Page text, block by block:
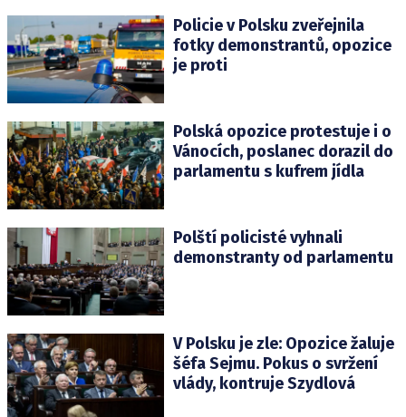
Policie v Polsku zveřejnila
fotky demonstrantů, opozice
je proti
Polská opozice protestuje i o
Vánocích, poslanec dorazil do
parlamentu s kufrem jídla
Polští policisté vyhnali
demonstranty od parlamentu
V Polsku je zle: Opozice žaluje
šéfa Sejmu. Pokus o svržení
vlády, kontruje Szydlová